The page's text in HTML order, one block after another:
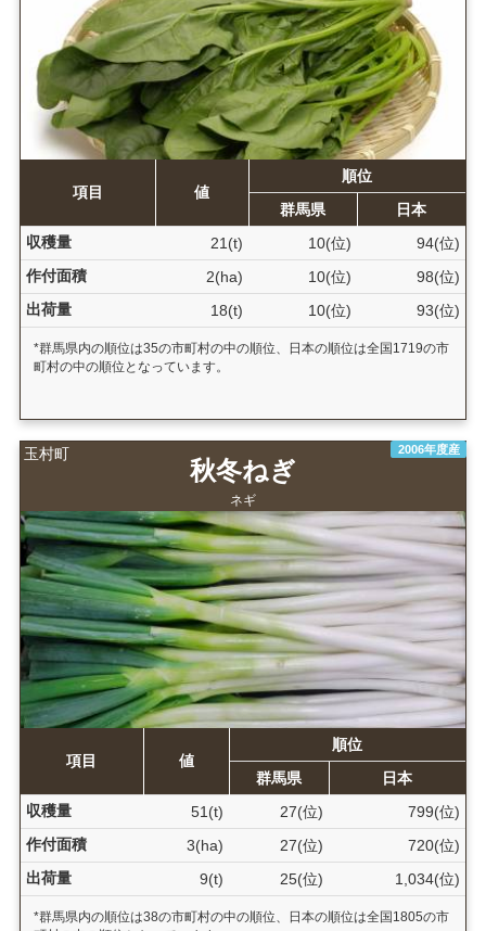
項目 値
順位
群馬県
日本
収穫量
21(t) 10(位)
94(位)
作付面積
2(ha) 10(位)
98(位)
出荷量
18(t) 10(位) 93(位)
*群馬県内の順位は35の市町村の中の順位、日本の順位は全国1719の市
町村の中の順位となっています。
玉村町 2006年度産
秋冬ねぎ
ネギ
項目 値
順位
群馬県
日本
収穫量
51(t) 27(位)
799(位)
作付面積
3(ha) 27(位)
720(位)
出荷量
9(t) 25(位) 1,034(位)
*群馬県内の順位は38の市町村の中の順位、日本の順位は全国1805の市